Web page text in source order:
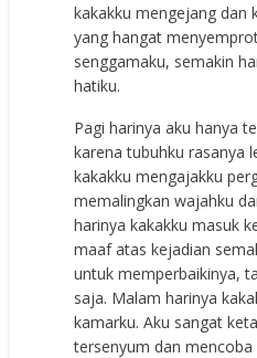
kakakku mengejang dan
yang hangat
senggamaku, semakin
hatiku.
Pagi harinya aku hanya
karena tubuhku rasanya
kakakku mengajakku
memalingkan wajahku
harinya kakakku masuk
maaf atas kejadian
untuk memperbaikinya,
saja. Malam harinya
kamarku. Aku sangat
tersenyum dan